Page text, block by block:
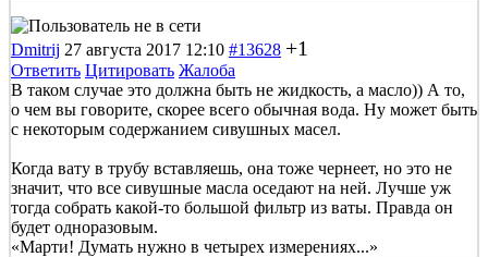
Dmitrij 27 августа 2017 12:10 #13628 +1
Ответить Цитировать Жалоба
В таком случае это должна быть не жидкость, а масло)) А то,
о чем вы говорите, скорее всего обычная вода. Ну может быть
с некоторым содержанием сивушных масел.
Когда вату в трубу вставляешь, она тоже чернеет, но это не
значит, что все сивушные масла оседают на ней. Лучше уж
тогда собрать какой-то большой фильтр из ваты. Правда он
будет одноразовым.
«Марти! Думать нужно в четырех измерениях...»